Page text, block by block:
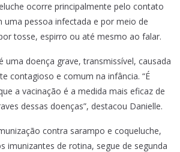
ocorre principalmente pelo contato
pessoa infectada e por meio de
tosse, espirro ou até mesmo ao falar.
uma doença grave, transmissível, causada
contagioso e comum na infância. “É
a vacinação é a medida mais eficaz de
dessas doenças”, destacou Danielle.
contra sarampo e coqueluche,
imunizantes de rotina, segue de segunda